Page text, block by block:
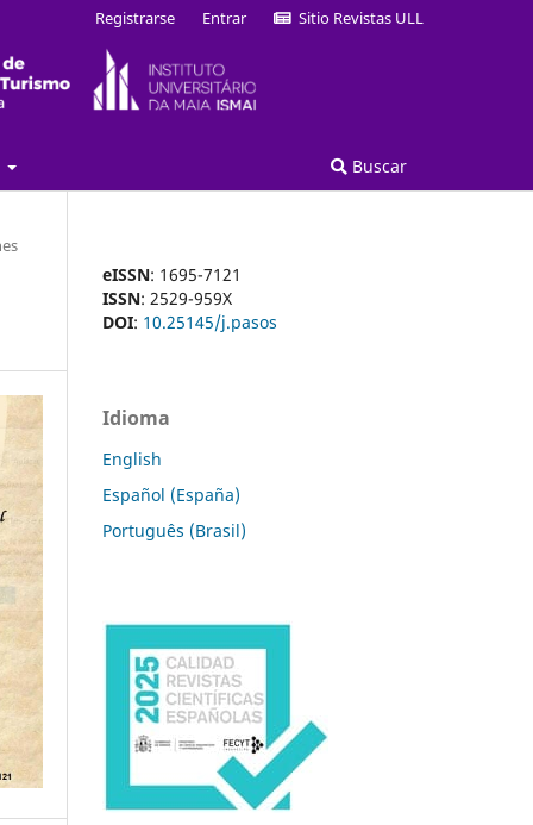
Buscar
Registrarse Entrar Sitio Revistas ULL
eISSN: 1695-7121
ISSN: 2529-959X
DOI: 10.25145/j.pasos
Idioma
English
Español (España)
Português (Brasil)